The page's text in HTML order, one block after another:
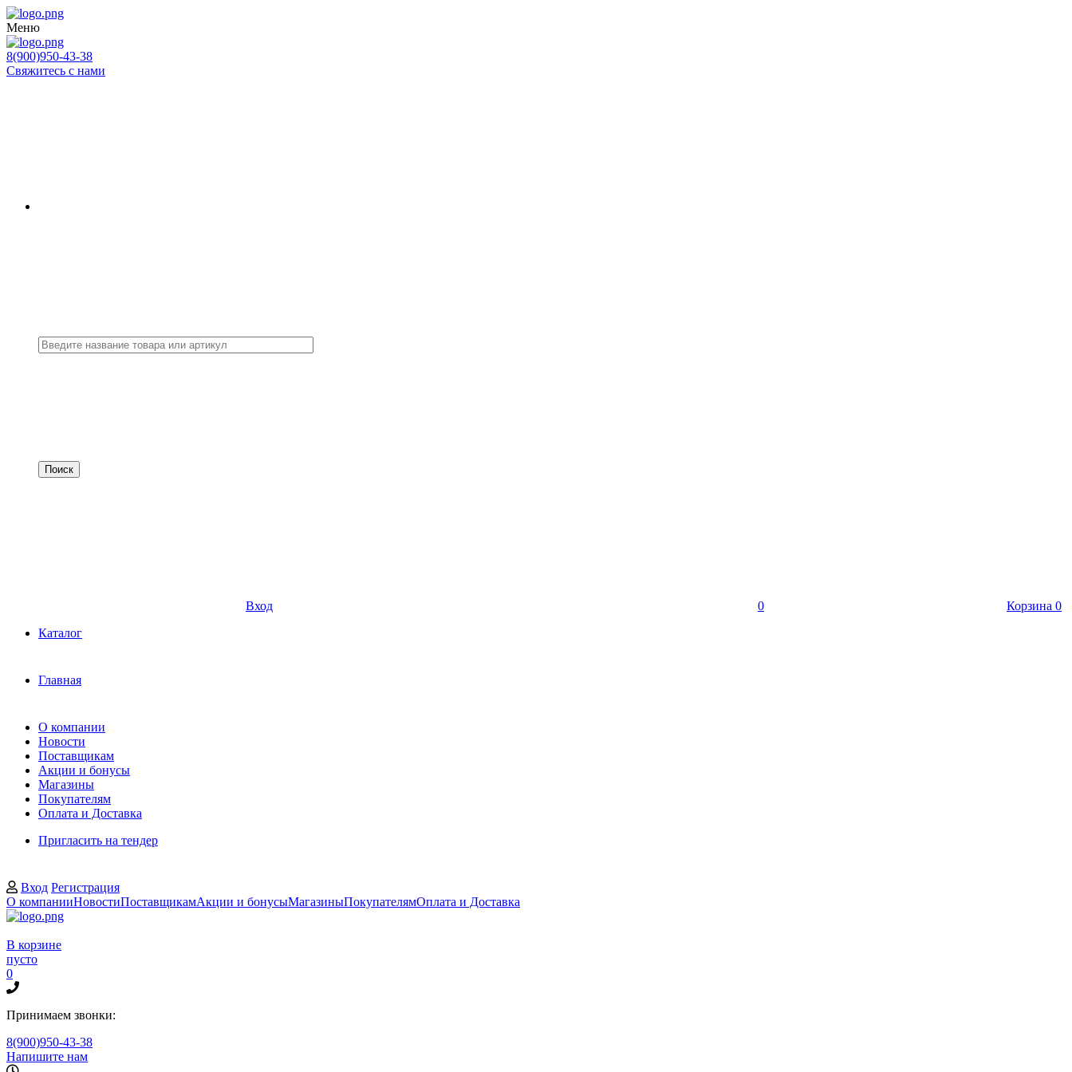
Меню
8(900)950-43-38
Свяжитесь с нами
Вход 0 Корзина 0
Каталог
Главная
О компании
Новости
Поставщикам
Акции и бонусы
Магазины
Покупателям
Оплата и Доставка
Пригласить на тендер
Вход Регистрация
О компанииНовостиПоставщикамАкции и бонусыМагазиныПокупателямОплата и Доставка
В корзине
пусто
0
Принимаем звонки:
8(900)950-43-38
Напишите нам